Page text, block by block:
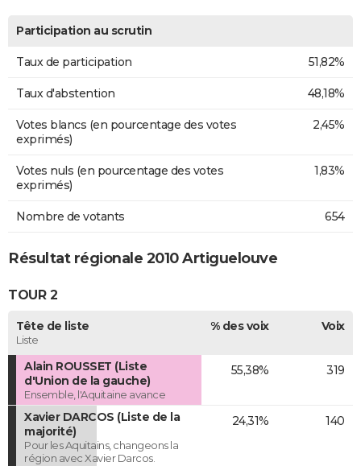
Participation au scrutin
Taux de participation 51,82%
Taux d'abstention 48,18%
Votes blancs (en pourcentage des votes
exprimés)
2,45%
Votes nuls (en pourcentage des votes
exprimés)
1,83%
Nombre de votants 654
Résultat régionale 2010 Artiguelouve
TOUR 2
Tête de liste
Liste
% des voix Voix
Alain ROUSSET (Liste
d'Union de la gauche)
Ensemble, l'Aquitaine avance
55,38% 319
Xavier DARCOS (Liste de la
majorité)
Pour les Aquitains, changeons la
région avec Xavier Darcos.
24,31% 140